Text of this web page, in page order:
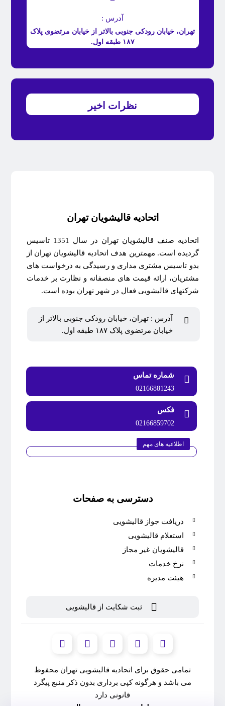
آدرس :
تهران، خیابان رودکی جنوبی بالاتر از خیابان مرتضوی پلاک
۱۸۷ طبقه اول.
نظرات اخیر
اتحادیه قالیشویان تهران
اتحادیه صنف قالیشویان تهران در سال 1351 تاسیس
گردیده است. مهمترین هدف اتحادیه قالیشویان تهران از
بدو تاسیس مشتری مداری و رسیدگی به درخواست های
مشتریان، ارائه قیمت های منصفانه و نظارت بر خدمات
شرکتهای قالیشویی فعال در شهر تهران بوده است.
آدرس : تهران، خیابان رودکی جنوبی بالاتر از
خیابان مرتضوی پلاک ۱۸۷ طبقه اول.
شماره تماس
02166881243
فکس
02166859702
اطلاعیه های مهم
دسترسی به صفحات
دریافت جواز قالیشویی
استعلام قالیشویی
قالیشویان غیر مجاز
نرخ خدمات
هیئت مدیره
ثبت شکایت از قالیشویی
تمامی حقوق برای اتحادیه قالیشویی تهران محفوظ
می باشد و هرگونه کپی برداری بدون ذکر منبع پیگرد
قانونی دارد